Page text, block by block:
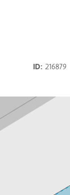
ID
216879